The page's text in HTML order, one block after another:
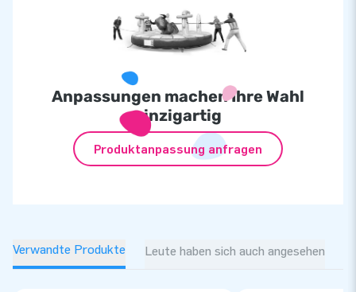
Anpassungen machen Ihre Wahl
einzigartig
Produktanpassung anfragen
Verwandte Produkte Leute haben sich auch angesehen